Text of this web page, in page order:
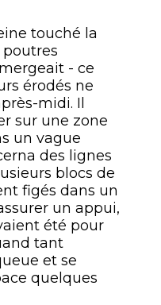
touché la
poutres
- ce
érodés ne
midi. Il
sur une zone
un vague
des lignes
blocs de
figés dans un
un appui,
été pour
tant
et se
quelques